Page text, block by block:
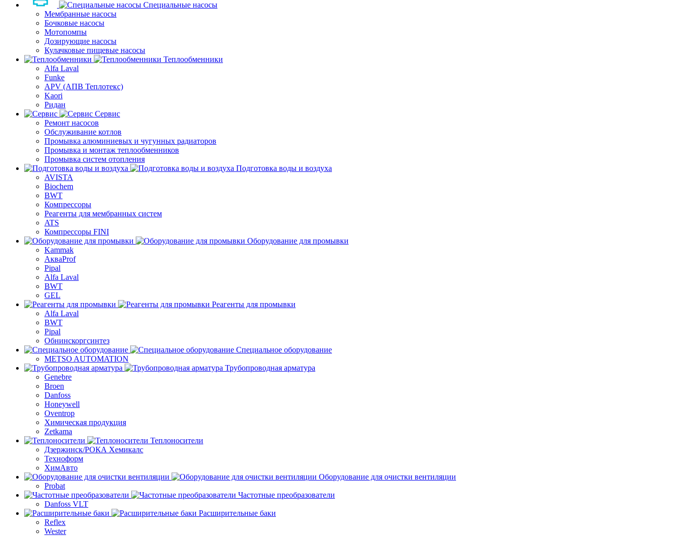
Специальные насосы
Мембранные насосы
Бочковые насосы
Мотопомпы
Дозирующие насосы
Кулачковые пищевые насосы
Теплообменники
Alfa Laval
Funke
APV (АПВ Теплотекс)
Kaori
Ридан
Сервис
Ремонт насосов
Обслуживание котлов
Промывка алюминиевых и чугунных радиаторов
Промывка и монтаж теплообменников
Промывка систем отопления
Подготовка воды и воздуха
AVISTA
Biochem
BWT
Компрессоры
Реагенты для мембранных систем
ATS
Компрессоры FINI
Оборудование для промывки
Kammak
АкваProf
Pipal
Alfa Laval
BWT
GEL
Реагенты для промывки
Alfa Laval
BWT
Pipal
Обнинскоргсинтез
Специальное оборудование
METSO AUTOMATION
Трубопроводная арматура
Genebre
Broen
Danfoss
Honeywell
Oventrop
Химическая продукция
Zetkama
Теплоносители
Дзержинск/РОКА Хемикалс
Техноформ
ХимАвто
Оборудование для очистки вентиляции
Probat
Частотные преобразователи
Danfoss VLT
Расширительные баки
Reflex
Wester